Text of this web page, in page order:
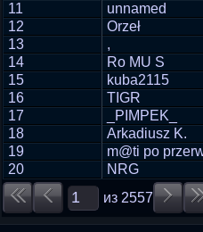
11
unnamed
12
Orzeł
13
,
14
Ro MU S
15
kuba2115
16
TIGR
17
_PIMPEK_
18
Arkadiusz K.
19
m@ti po
20
NRG
из 2557